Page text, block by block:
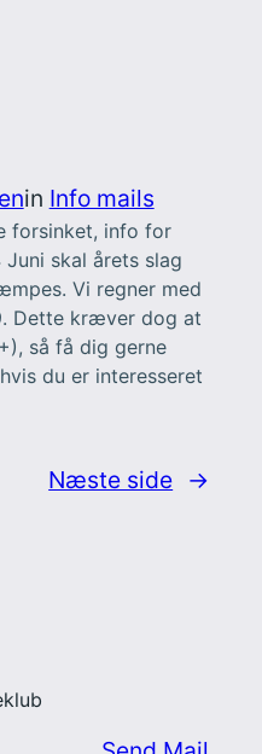
in Info mails
forsinket, info for
Juni skal årets slag
Vi regner med
Dette kræver dog at
så få dig gerne
du er interesseret
Næste side →